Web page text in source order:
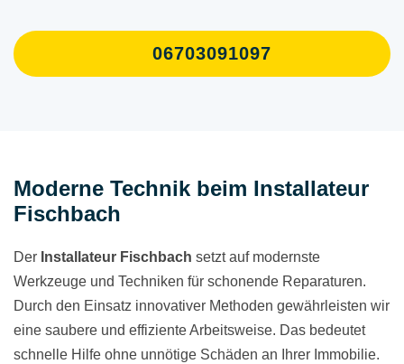
06703091097
Moderne Technik beim Installateur
Fischbach
Der Installateur Fischbach setzt auf modernste
Werkzeuge und Techniken für schonende Reparaturen.
Durch den Einsatz innovativer Methoden gewährleisten wir
eine saubere und effiziente Arbeitsweise. Das bedeutet
schnelle Hilfe ohne unnötige Schäden an Ihrer Immobilie.